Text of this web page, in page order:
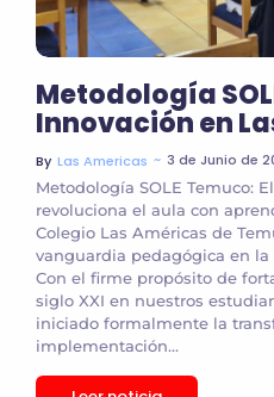
Metodología
Innovación en
By Las Americas ~ 3 de Junio de
Metodología SOLE Temuco:
revoluciona el aula con
Colegio Las Américas de
vanguardia pedagógica en la
Con el firme propósito de
siglo XXI en nuestros
iniciado formalmente la
implementación...